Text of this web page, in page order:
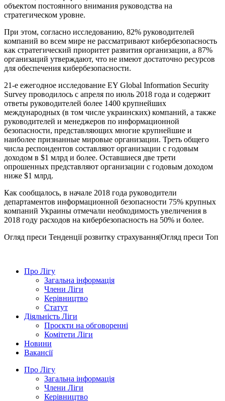
объектом постоянного внимания руководства на
стратегическом уровне.
При этом, согласно исследованию, 82% руководителей
компаний во всем мире не рассматривают кибербезопасность
как стратегический приоритет развития организации, а 87%
организаций утверждают, что не имеют достаточно ресурсов
для обеспечения кибербезопасности.
21-е ежегодное исследование EY Global Information Security
Survey проводилось с апреля по июль 2018 года и содержит
ответы руководителей более 1400 крупнейших
международных (в том числе украинских) компаний, а также
руководителей и менеджеров по информационной
безопасности, представляющих многие крупнейшие и
наиболее признанные мировые организации. Треть общего
числа респондентов составляют организации с годовым
доходом в $1 млрд и более. Оставшиеся две трети
опрошенных представляют организации с годовым доходом
ниже $1 млрд.
Как сообщалось, в начале 2018 года руководители
департаментов информационной безопасности 75% крупных
компаний Украины отмечали необходимость увеличения в
2018 году расходов на кибербезопасность на 50% и более.
Огляд преси Тенденції розвитку страхування|Огляд преси Топ
Про Лігу
Загальна інформація
Члени Ліги
Керівництво
Статут
Діяльність Ліги
Проєкти на обговоренні
Комітети Ліги
Новини
Вакансії
Про Лігу
Загальна інформація
Члени Ліги
Керівництво